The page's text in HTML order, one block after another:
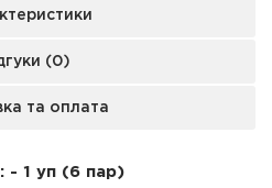
(0)
та оплата
- 1 уп (6 пар)